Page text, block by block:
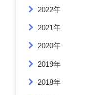
2022年
2021年
2020年
2019年
2018年